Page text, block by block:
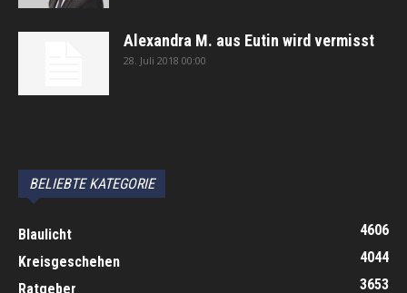
Alexandra M. aus Eutin wird vermisst
28. Juli 2018 00:00
BELIEBTE KATEGORIE
Blaulicht
4606
Kreisgeschehen
4044
Ratgeber
3653